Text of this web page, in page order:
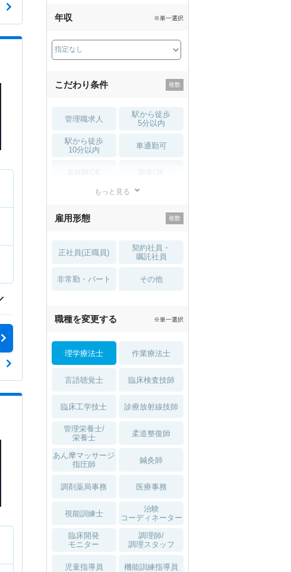
薬局・
年収 ※単一選択
こだわり条件
管理職求人
駅から徒歩
5分以内
駅から徒歩
10分以内
車通勤可
住宅手当・補助
土日祝休 無資格 OK
積極採用中 WEB面接OK
もっと見る
雇用形態
正社員(正職員)
契約社員・
嘱託社員
非常勤・パート その他
職種を変更する ※単一選択
理学療法士 作業療法士
言語聴覚士 臨床検査技師
臨床工学技士 診療放射線技師
管理栄養士/
栄養士
柔道整復師
あん摩マッサージ
指圧師
鍼灸師
調剤薬局事務 医療事務
視能訓練士
治験
コーディネーター
臨床開発
モニター
調理師/
調理スタッフ
児童指導員 機能訓練指導員